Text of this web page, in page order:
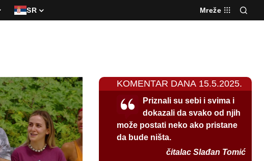
SR Mreže
KOMENTAR DANA 15.5.2025.
Priznali su sebi i svima i
dokazali da svako od njih
može postati neko ako pristane
da bude ništa.
čitalac Slađan Tomić